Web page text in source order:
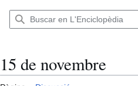
15 de novembre